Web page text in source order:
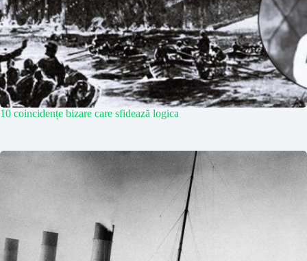
10 coincidențe bizare care sfidează logica